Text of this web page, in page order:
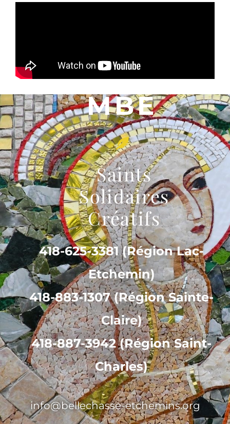
MBE
Saints
Solidaires
Créatifs
418-625-3381 (Région Lac-
Etchemin)
418-883-1307 (Région Sainte-
Claire)
418-887-3942 (Région Saint-
Charles)
info@bellechasse-etchemins.org